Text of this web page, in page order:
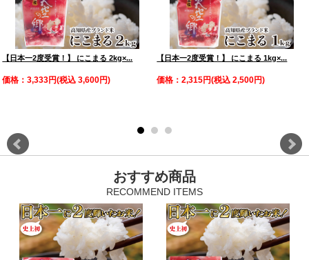
【日本一2度受賞！】 にこまる 2kg×...
価格：3,333円(税込 3,600円)
【日本一2度受賞！】 にこまる 1kg×...
価格：2,315円(税込 2,500円)
おすすめ商品